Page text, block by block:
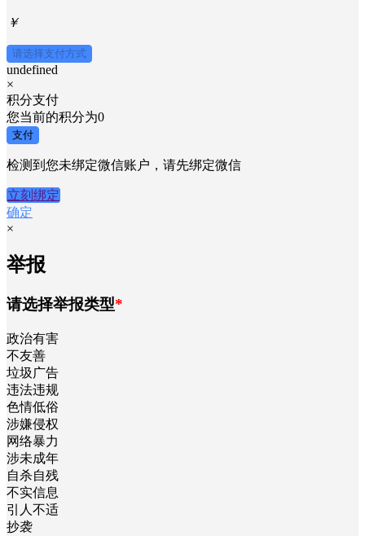
￥
请选择支付方式
undefined
×
积分支付
您当前的积分为0
支付
检测到您未绑定微信账户，请先绑定微信
立刻绑定
确定
×
举报
请选择举报类型*
政治有害
不友善
垃圾广告
违法违规
色情低俗
涉嫌侵权
网络暴力
涉未成年
自杀自残
不实信息
引人不适
抄袭